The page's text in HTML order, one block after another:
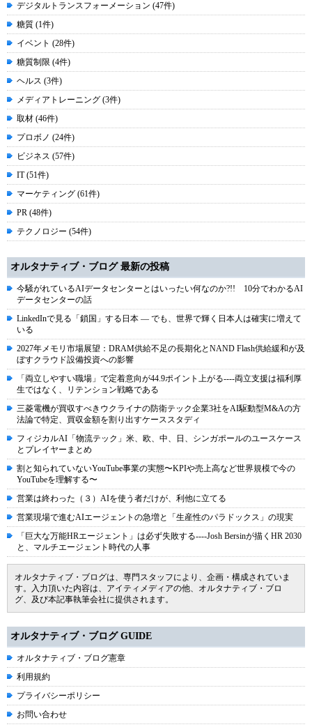
デジタルトランスフォーメーション (47件)
糖質 (1件)
イベント (28件)
糖質制限 (4件)
ヘルス (3件)
メディアトレーニング (3件)
取材 (46件)
プロボノ (24件)
ビジネス (57件)
IT (51件)
マーケティング (61件)
PR (48件)
テクノロジー (54件)
オルタナティブ・ブログ 最新の投稿
今騒がれているAIデータセンターとはいったい何なのか?!! 10分でわかるAI
データセンターの話
LinkedInで見る「鎖国」する日本 ― でも、世界で輝く日本人は確実に増えて
いる
2027年メモリ市場展望：DRAM供給不足の長期化とNAND Flash供給緩和が及
ぼすクラウド設備投資への影響
「両立しやすい職場」で定着意向が44.9ポイント上がる----両立支援は福利厚
生ではなく、リテンション戦略である
三菱電機が買収すべきウクライナの防衛テック企業3社をAI駆動型M&Aの方
法論で特定、買収金額を割り出すケーススタディ
フィジカルAI「物流テック」米、欧、中、日、シンガポールのユースケース
とプレイヤーまとめ
割と知られていないYouTube事業の実態〜KPIや売上高など世界規模で今の
YouTubeを理解する〜
営業は終わった（３）AIを使う者だけが、利他に立てる
営業現場で進むAIエージェントの急増と「生産性のパラドックス」の現実
「巨大な万能HRエージェント」は必ず失敗する----Josh Bersinが描くHR 2030
と、マルチエージェント時代の人事
オルタナティブ・ブログは、専門スタッフにより、企画・構成されていま
す。入力頂いた内容は、アイティメディアの他、オルタナティブ・ブロ
グ、及び本記事執筆会社に提供されます。
オルタナティブ・ブログ GUIDE
オルタナティブ・ブログ憲章
利用規約
プライバシーポリシー
お問い合わせ